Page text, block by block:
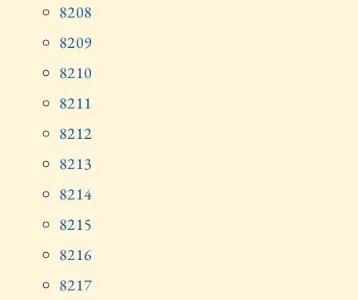
8208
8209
8210
8211
8212
8213
8214
8215
8216
8217